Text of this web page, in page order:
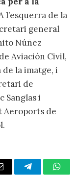
l’esquerra de la
general
Núñez
Aviación Civil,
la imatge, i
de
Sanglas i
Aeroports de
Telegram